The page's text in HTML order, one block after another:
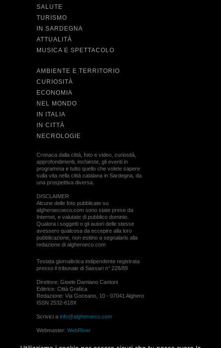
SALUTE
TURISMO
IN SARDEGNA
ATTUALITÀ
MUSICA E SPETTACOLO
AMBIENTE E TERRITORIO
CURIOSITÀ
ECONOMIA
NEL MONDO
IN ITALIA
IN CITTÀ
NECROLOGIE
Cronaca dalla città, foto e video, curiosità,
approfondimenti, inchieste, gli eventi in
programma e tutto quello che volete sapere
sulla vita nella città catalana in Sardegna, da
una prospettiva diversa.
DISCLAIMER
Alcune delle foto pubblicate su
algheroecoeco.com sono state prese da
Internet, e valutate di pubblico dominio.
Qualora i soggetti o gli autori delle stesse
avessero qualcosa da eccepire alla loro
pubblicazione, non esitino a segnalarlo alla
redazione di algheroeco.com
Testata giornalistica indipendente registrata
presso il tribunale di Sassari n° 228/89
Direttore: Gioele Damiano Cantoni
Editrice: Città Grafica
Redazione: Via Goceano, 10 - 07041 Alghero
ISSN 2532-618X
Scrivici a info@algheroeco.com
Webmaster: WebRiver